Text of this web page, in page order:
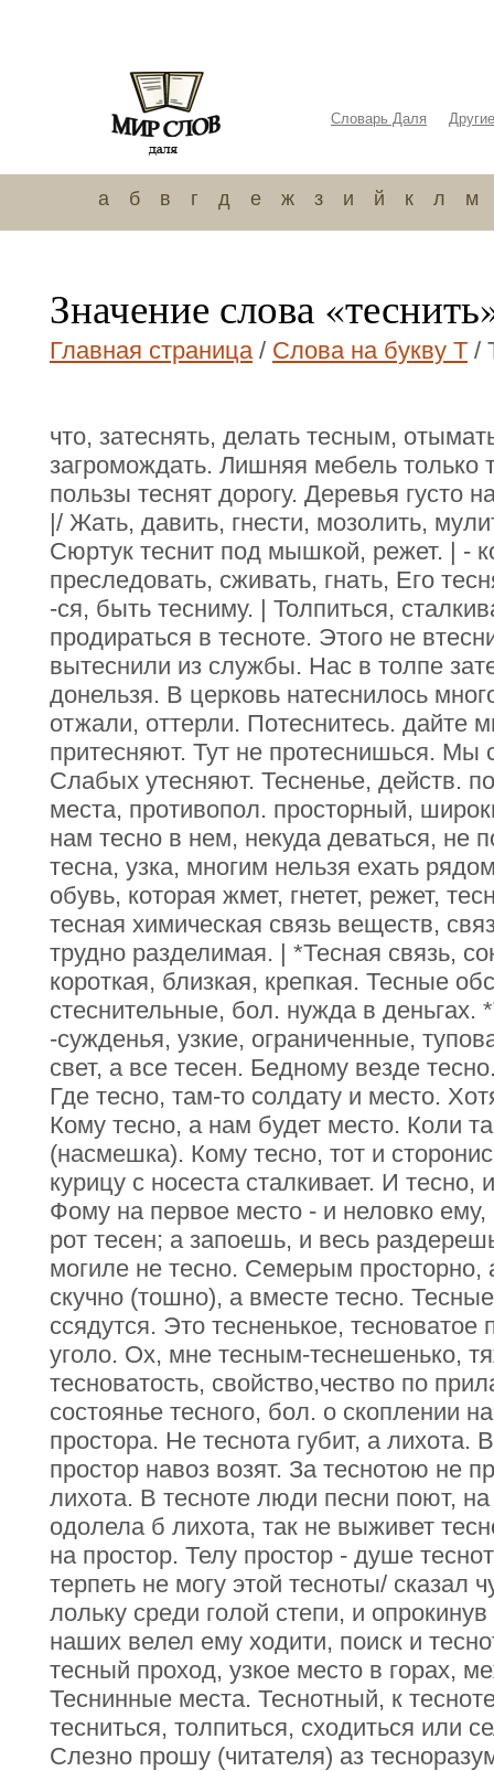
Словарь Даля
а б в г д е ж з и й к л м
Значение слова
Главная страница/ Слова на букву Т /
что, затеснять, делать тесным,
загромождать. Лишняя мебель только
пользы теснят дорогу. Деревья густо
|/ Жать, давить, гнести, мозолить,
Сюртук теснит под мышкой, режет. | -
преследовать, сживать, гнать, Его
-ся, быть тесниму. | Толпиться,
продираться в тесноте. Этого не
вытеснили из службы. Нас в толпе
донельзя. В церковь натеснилось
отжали, оттерли. Потеснитесь. дайте
притесняют. Тут не протеснишься. Мы
Слабых утесняют. Тесненье, действ.
места, противопол. просторный,
нам тесно в нем, некуда деваться, не
тесна, узка, многим нельзя ехать
обувь, которая жмет, гнетет, режет,
тесная химическая связь веществ,
трудно разделимая. | *Тесная связь,
короткая, близкая, крепкая. Тесные
стеснительные, бол. нужда в деньгах.
-сужденья, узкие, ограниченные,
свет, а все тесен. Бедному везде
Где тесно, там-то солдату и место.
Кому тесно, а нам будет место. Коли
(насмешка). Кому тесно, тот и
курицу с носеста сталкивает. И
Фому на первое место - и неловко ему,
рот тесен; а запоешь, и весь
могиле не тесно. Семерым просторно,
скучно (тошно), а вместе тесно.
ссядутся. Это тесненькое,
уголо. Ох, мне тесным-теснешенько,
тесноватость, свойство,чество по
состоянье тесного, бол. о скоплении
простора. Не теснота губит, а лихота.
простор навоз возят. За теснотою не
лихота. В тесноте люди песни поют,
одолела б лихота, так не выживет
на простор. Телу простор - душе
терпеть не могу этой тесноты/ сказал
лольку среди голой степи, и
наших велел ему ходити, поиск и
тесный проход, узкое место в горах,
Теснинные места. Теснотный, к
тесниться, толпиться, сходиться или
Слезно прошу (читателя) аз